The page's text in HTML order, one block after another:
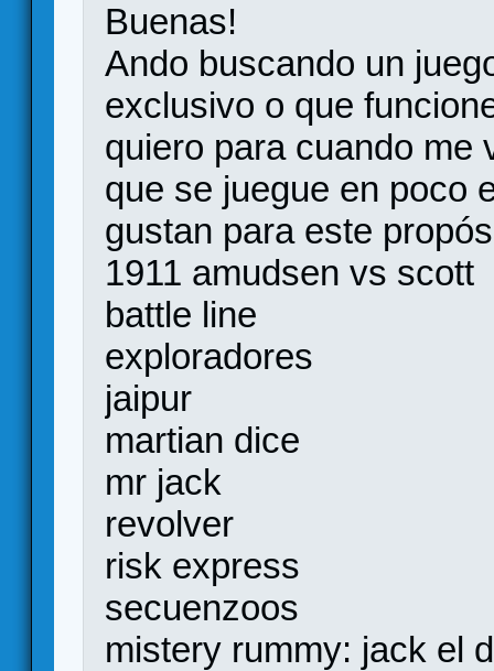
Buenas!
Ando buscando un
exclusivo o que
quiero para cuando me
que se juegue en poco
gustan para este
1911 amudsen vs scott
battle line
exploradores
jaipur
martian dice
mr jack
revolver
risk express
secuenzoos
mistery rummy: jack el